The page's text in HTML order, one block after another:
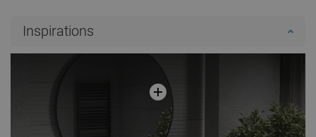
Inspirations